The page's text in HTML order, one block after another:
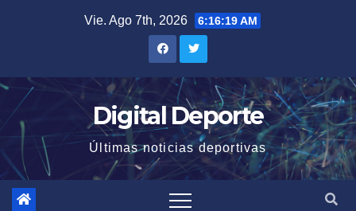
Vie. Ago 7th, 2026 6:16:19 AM
Digital Deporte
Últimas noticias deportivas